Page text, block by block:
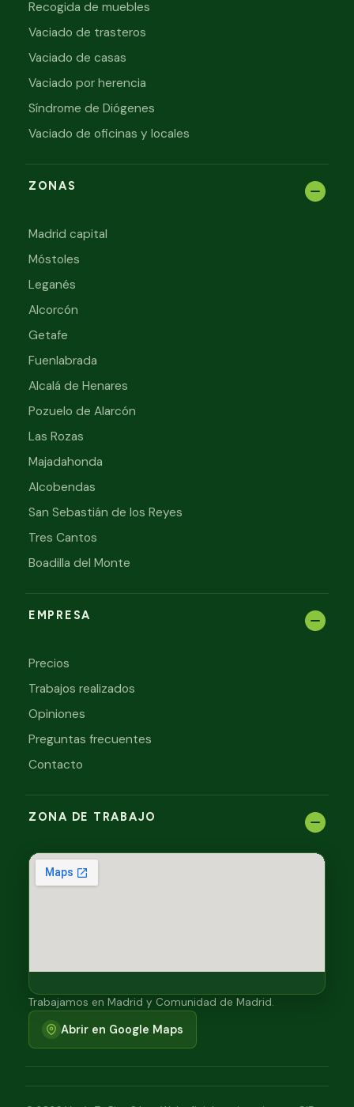
Recogida de muebles
Vaciado de trasteros
Vaciado de casas
Vaciado por herencia
Síndrome de Diógenes
Vaciado de oficinas y locales
ZONAS
Madrid capital
Móstoles
Leganés
Alcorcón
Getafe
Fuenlabrada
Alcalá de Henares
Pozuelo de Alarcón
Las Rozas
Majadahonda
Alcobendas
San Sebastián de los Reyes
Tres Cantos
Boadilla del Monte
EMPRESA
Precios
Trabajos realizados
Opiniones
Preguntas frecuentes
Contacto
ZONA DE TRABAJO
Trabajamos en Madrid y Comunidad de Madrid.
Abrir en Google Maps